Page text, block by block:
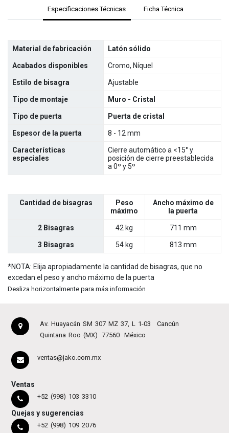
Especificaciones Técnicas Ficha Técnica
Material de fabricación Latón sólido
Acabados disponibles Cromo, Níquel
Estilo de bisagra Ajustable
Tipo de montaje Muro - Cristal
Tipo de puerta Puerta de cristal
Espesor de la puerta 8 - 12 mm
Características
especiales
Cierre automático a <15° y
posición de cierre preestablecida
a 0º y 5º
Cantidad de bisagras
Peso
máximo
Ancho máximo de
la puerta
2 Bisagras 42 kg 711 mm
3 Bisagras 54 kg 813 mm
*NOTA: Elija apropiadamente la cantidad de bisagras, que no
excedan el peso y ancho máximo de la puerta
Desliza horizontalmente para más información
Av. Huayacán SM 307 MZ 37, L 1-03
Cancún
Quintana Roo (MX)
77560 México
ventas@jako.com.mx
Ventas
+52 (998) 103 3310
Quejas y sugerencias
+52 (998) 109 2076